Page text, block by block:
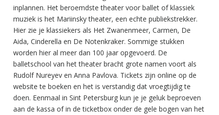
inplannen. Het beroemdste theater voor ballet of klassiek
muziek is het Mariinsky theater, een echte publiekstrekker.
Hier zie je klassiekers als Het Zwanenmeer, Carmen, De
Aida, Cinderella en De Notenkraker. Sommige stukken
worden hier al meer dan 100 jaar opgevoerd. De
balletschool van het theater bracht grote namen voort als
Rudolf Nureyev en Anna Pavlova. Tickets zijn online op de
website te boeken en het is verstandig dat vroegtijdig te
doen. Eenmaal in Sint Petersburg kun je je geluk beproeven
aan de kassa of in de ticketbox onder de gele bogen van het